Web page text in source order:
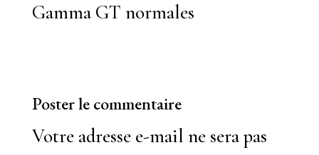
Gamma GT normales
Poster le commentaire
Votre adresse e-mail ne sera pas